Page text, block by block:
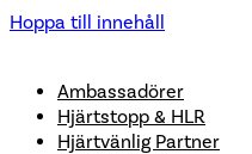
Hoppa till innehåll
Ambassadörer
Hjärtstopp & HLR
Hjärtvänlig Partner